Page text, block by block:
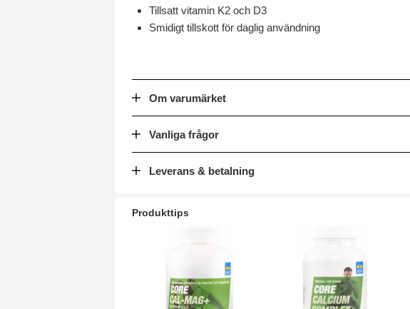
Tillsatt vitamin K2 och D3
Smidigt tillskott för daglig användning
Om varumärket
Vanliga frågor
Leverans & betalning
Produkttips